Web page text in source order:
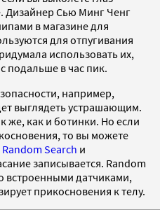
Дизайнер Сью Минг Ченг
в магазине для
для отпугивания
использовать их,
подальше в час пик.
например,
выглядеть устрашающим.
же, как и ботинки. Но если
то вы можете
Random Search и
записывается. Random
встроенными датчиками,
прикосновения к телу.